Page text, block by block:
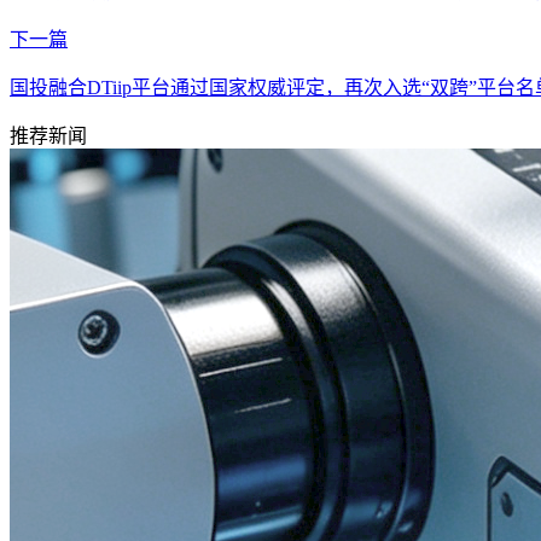
下一篇
国投融合DTiip平台通过国家权威评定，再次入选“双跨”平台名
推荐新闻